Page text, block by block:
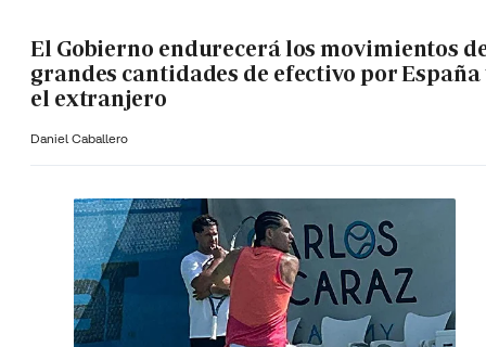
El Gobierno endurecerá los movimientos
grandes cantidades de efectivo por España
el extranjero
Daniel Caballero